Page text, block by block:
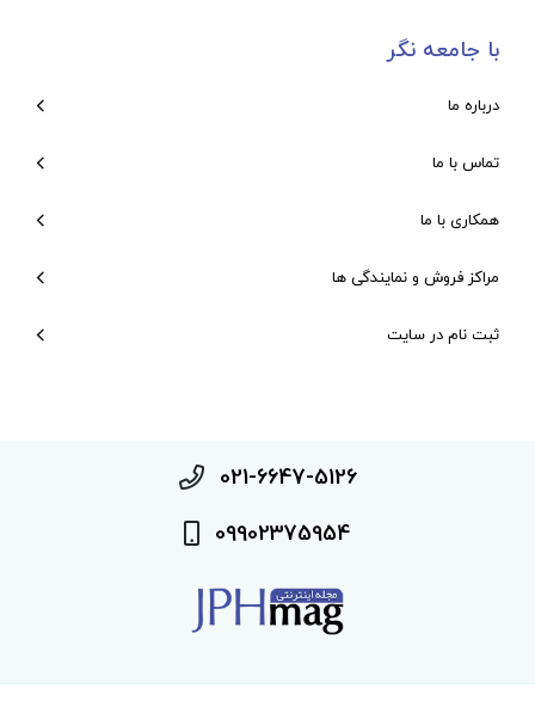
با جامعه نگر
درباره ما
تماس با ما
همکاری با ما
مراکز فروش و نمایندگی ها
ثبت نام در سایت
021-6647-5126
09902375954